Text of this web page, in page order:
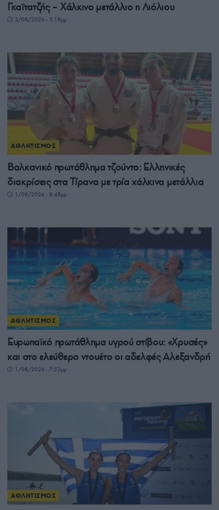
Γκαϊτατζής – Χάλκινο μετάλλιο η Λιόλιου
2/08/2026 - 3:18μμ
ΑΘΛΗΤΙΣΜΟΣ
Βαλκανικό πρωτάθλημα τζούντο: Ελληνικές
διακρίσεις στα Τίρανα με τρία χάλκινα μετάλλια
1/08/2026 - 8:48μμ
ΑΘΛΗΤΙΣΜΟΣ
Ευρωπαϊκό πρωτάθλημα υγρού στίβου: «Χρυσές»
και στο ελεύθερο ντουέτο οι αδελφές Αλεξανδρή
1/08/2026 - 7:52μμ
ΑΘΛΗΤΙΣΜΟΣ